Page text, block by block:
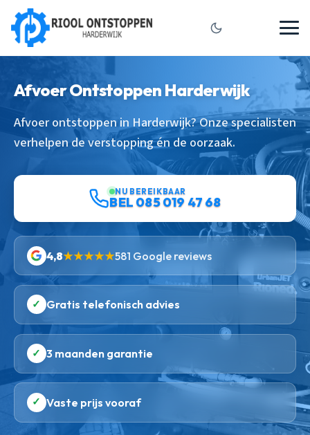
Afvoer Ontstoppen Harderwijk
Afvoer ontstoppen in Harderwijk? Onze specialisten
verhelpen de verstopping én de oorzaak.
NU BEREIKBAAR
BEL 085 019 47 68
4,8★★★★★581 Google reviews
✓ Gratis telefonisch advies
✓ 3 maanden garantie
✓ Vaste prijs vooraf